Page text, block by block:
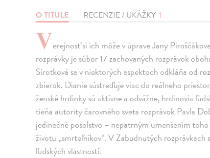
O TITULE RECENZIE / UKÁŽKY 1
Verejnosť si ich môže v úprave Jany
rozprávky je súbor 17 zachovaných rozprávok
Sirotková sa v niektorých aspektoch odkláňa od
zbierok. Dianie sústreďuje viac do reálneho
ženské hrdinky sú aktívne a odvážne, hrdinovia
tieňa autority čarovného sveta rozprávok Pavla
jedinečné posolstvo – nepatrným umenšením
životu „smrteľníkov“. V Zabudnutých
ľudských vlastností.